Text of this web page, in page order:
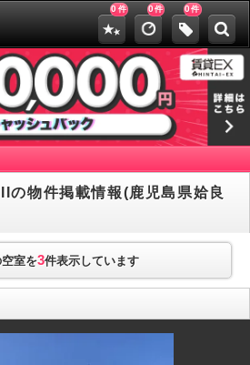
0 件 0件 0件
の物件掲載情報(鹿児島県姶良
室を3件表示しています